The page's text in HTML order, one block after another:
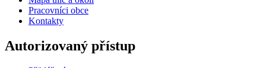
Pracovníci obce
Kontakty
Autorizovaný přístup